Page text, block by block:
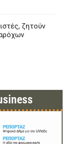
ζητούν